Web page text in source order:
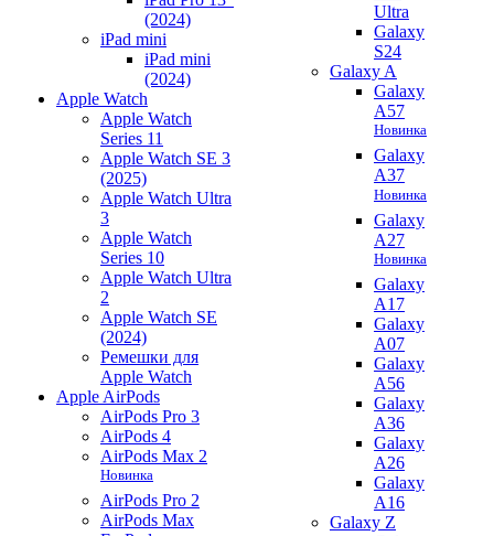
(2024)
iPad mini
iPad mini
(2024)
Apple Watch
Apple Watch
Series 11
Apple Watch SE 3
(2025)
Apple Watch Ultra
3
Apple Watch
Series 10
Apple Watch Ultra
2
Apple Watch SE
(2024)
Ремешки для
Apple Watch
Apple AirPods
AirPods Pro 3
AirPods 4
AirPods Max 2
Новинка
AirPods Pro 2
AirPods Max
Ultra
Galaxy
S24
Galaxy A
Galaxy
A57
Новинка
Galaxy
A37
Новинка
Galaxy
A27
Новинка
Galaxy
A17
Galaxy
A07
Galaxy
A56
Galaxy
A36
Galaxy
A26
Galaxy
A16
Galaxy Z